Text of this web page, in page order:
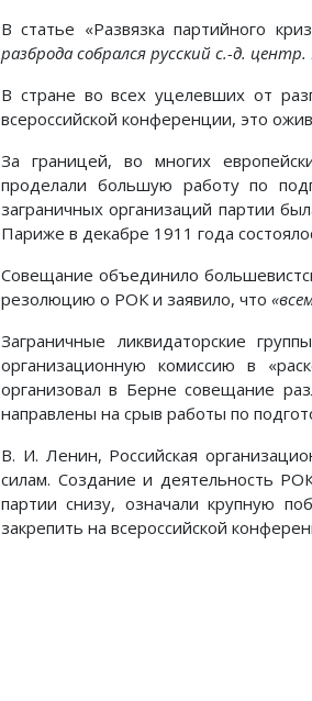
В статье «Развязка партийного
разброда собрался русский с.-д.
В стране во всех уцелевших от
всероссийской конференции, это
За границей, во многих
проделали большую работу по
заграничных организаций партии
Париже в декабре 1911 года
Совещание объединило
резолюцию о РОК и заявило, что
Заграничные ликвидаторские
организационную комиссию в
организовал в Берне совещание
направлены на срыв работы по
В. И. Ленин, Российская
силам. Создание и деятельность
партии снизу, означали крупную
закрепить на всероссийской